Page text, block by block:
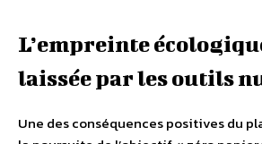
L’empreinte
laissée par les outils
Une des conséquences positives du